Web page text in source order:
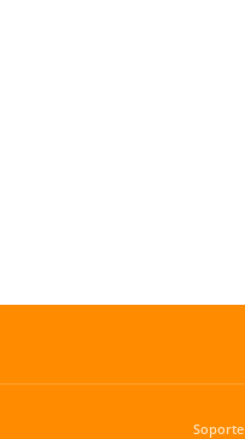
Soporte